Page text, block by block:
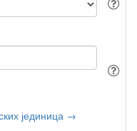
јединица →